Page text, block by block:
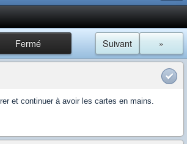
Fermé »
Suivant
et continuer à avoir les cartes en mains.